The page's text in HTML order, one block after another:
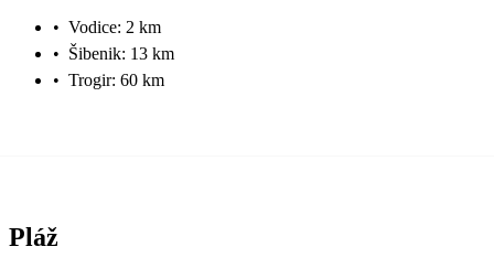
• Vodice: 2 km
• Šibenik: 13 km
• Trogir: 60 km
Pláž